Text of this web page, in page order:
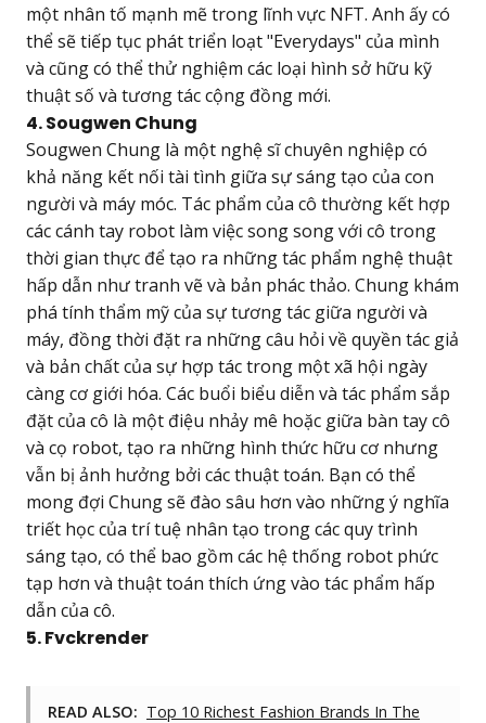
một nhân tố mạnh mẽ trong lĩnh vực NFT. Anh ấy có
thể sẽ tiếp tục phát triển loạt "Everydays" của mình
và cũng có thể thử nghiệm các loại hình sở hữu kỹ
thuật số và tương tác cộng đồng mới.
4. Sougwen Chung
Sougwen Chung là một nghệ sĩ chuyên nghiệp có
khả năng kết nối tài tình giữa sự sáng tạo của con
người và máy móc. Tác phẩm của cô thường kết hợp
các cánh tay robot làm việc song song với cô trong
thời gian thực để tạo ra những tác phẩm nghệ thuật
hấp dẫn như tranh vẽ và bản phác thảo. Chung khám
phá tính thẩm mỹ của sự tương tác giữa người và
máy, đồng thời đặt ra những câu hỏi về quyền tác giả
và bản chất của sự hợp tác trong một xã hội ngày
càng cơ giới hóa. Các buổi biểu diễn và tác phẩm sắp
đặt của cô là một điệu nhảy mê hoặc giữa bàn tay cô
và cọ robot, tạo ra những hình thức hữu cơ nhưng
vẫn bị ảnh hưởng bởi các thuật toán. Bạn có thể
mong đợi Chung sẽ đào sâu hơn vào những ý nghĩa
triết học của trí tuệ nhân tạo trong các quy trình
sáng tạo, có thể bao gồm các hệ thống robot phức
tạp hơn và thuật toán thích ứng vào tác phẩm hấp
dẫn của cô.
5. Fvckrender
READ ALSO: Top 10 Richest Fashion Brands In The